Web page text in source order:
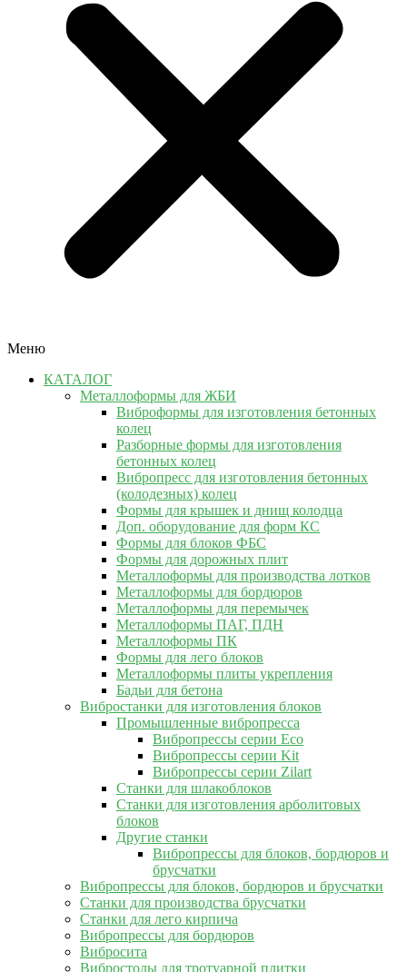
Меню
КАТАЛОГ
Металлоформы для ЖБИ
Виброформы для изготовления бетонных
колец
Разборные формы для изготовления
бетонных колец
Вибропресс для изготовления бетонных
(колодезных) колец
Формы для крышек и днищ колодца
Доп. оборудование для форм КС
Формы для блоков ФБС
Формы для дорожных плит
Металлоформы для производства лотков
Металлоформы для бордюров
Металлоформы для перемычек
Металлоформы ПАГ, ПДН
Металлоформы ПК
Формы для лего блоков
Металлоформы плиты укрепления
Бадьи для бетона
Вибростанки для изготовления блоков
Промышленные вибропресса
Вибропрессы серии Eco
Вибропрессы серии Kit
Вибропрессы серии Zilart
Станки для шлакоблоков
Станки для изготовления арболитовых
блоков
Другие станки
Вибропрессы для блоков, бордюров и
брусчатки
Вибропрессы для блоков, бордюров и брусчатки
Станки для производства брусчатки
Станки для лего кирпича
Вибропрессы для бордюров
Вибросита
Вибростолы для тротуарной плитки